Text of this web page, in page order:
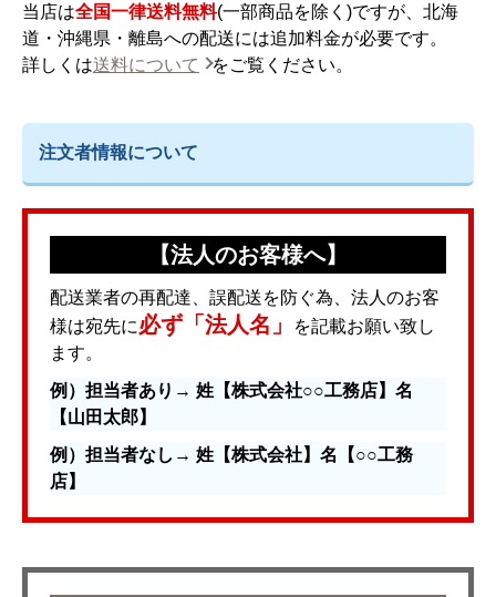
当店は全国一律送料無料(一部商品を除く)ですが、北海
道・沖縄県・離島への配送には追加料金が必要です。
詳しくは送料について をご覧ください。
注文者情報について
【法人のお客様へ】
配送業者の再配達、誤配送を防ぐ為、法人のお客
様は宛先に必ず「法人名」
を記載お願い致し
ます。
例）担当者あり→ 姓【株式会社○○工務店】名
【山田太郎】
例）担当者なし→ 姓【株式会社】名【○○工務
店】